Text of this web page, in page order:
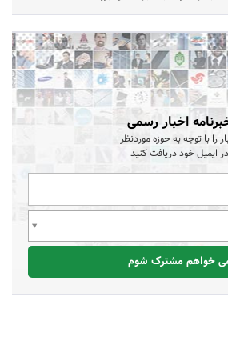
اخبار رسمی
را با توجه به حوزه موردنظر
در ایمیل خود دریافت کنید
خواهم مشترک شوم